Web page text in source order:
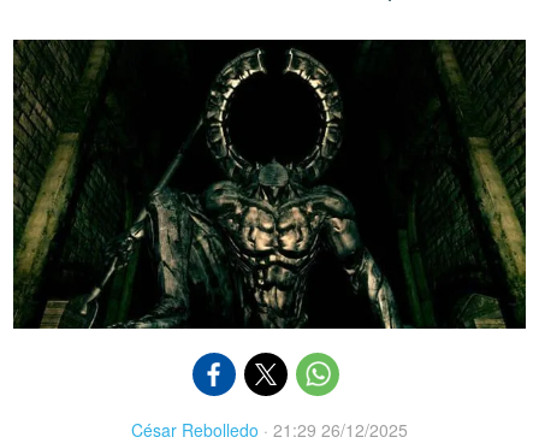
César Rebolledo · 21:29 26/12/2025